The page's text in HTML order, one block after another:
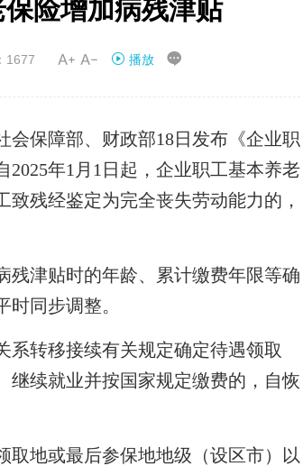
险增加病残津贴
1677  播放 
保障部、财政部18日发布《企业职
年1月1日起，企业职工基本养老
残经鉴定为完全丧失劳动能力的，
津贴时的年龄、累计缴费年限等确
同步调整。
转移接续有关规定确定待遇领取
继续就业并按国家规定缴费的，自恢
地或最后参保地地级（设区市）以